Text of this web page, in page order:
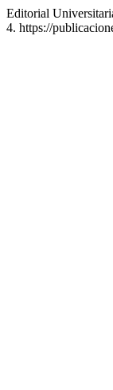
Editorial
4. https://